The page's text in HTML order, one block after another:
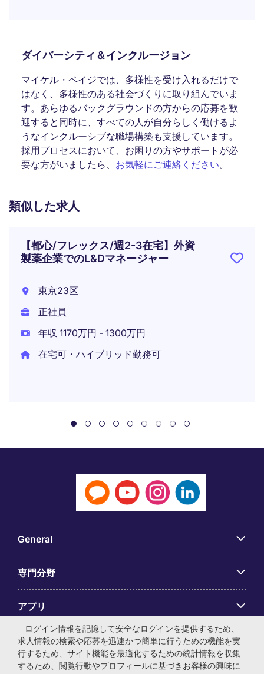
ダイバーシティ＆インクルージョン
マイケル・ペイジでは、多様性を受け入れるだけで
はなく、多様性のある社会づくりに取り組んでいま
す。あらゆるバックグラウンドの方からの応募を歓
迎すると同時に、すべての人が自分らしく働けるよ
うなインクルーシブな職場構築も支援しています。
採用プロセスにおいて、お困りの方やサポートが必
要な方がいましたら、 お気軽にご連絡ください。
類似した求人
【都心/フレックス/週2-3在宅】外資
製薬企業でのL&Dマネージャー
東京23区
正社員
年収 1170万円 - 1300万円
在宅可・ハイブリッド勤務可
General
専門分野
アプリ
Employer Centre
ログイン情報を記憶して安全なログインを提供するため、
求人情報の検索や応募を迅速かつ簡単に行うための機能を実
行するため、サイト機能を最適化するための統計情報を収集
するため、閲覧行動やプロフィールに基づきお客様の興味に